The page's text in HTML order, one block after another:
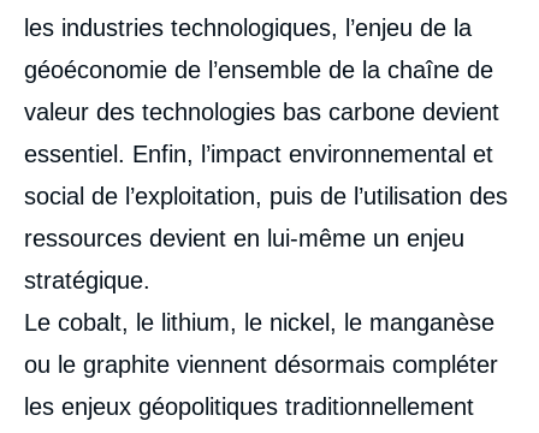
les industries technologiques, l’enjeu de la
géoéconomie de l’ensemble de la chaîne de
valeur des technologies bas carbone devient
essentiel. Enfin, l’impact environnemental et
social de l’exploitation, puis de l’utilisation des
ressources devient en lui-même un enjeu
stratégique.
Le cobalt, le lithium, le nickel, le manganèse
ou le graphite viennent désormais compléter
les enjeux géopolitiques traditionnellement